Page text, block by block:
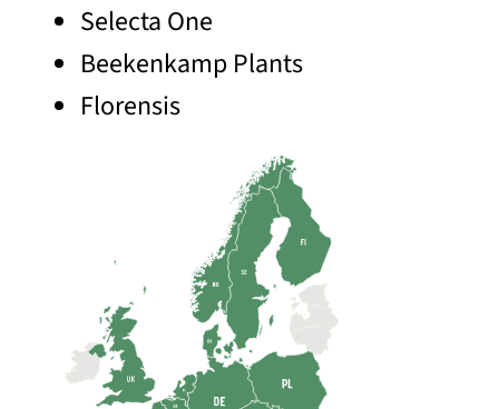
Selecta One
Beekenkamp Plants
Florensis